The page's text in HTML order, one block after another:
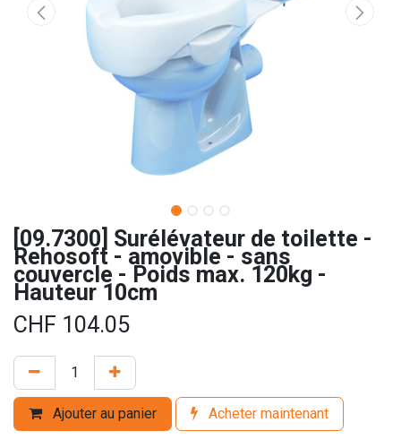
[09.7300] Surélévateur de toilette -
Rehosoft - amovible - sans
couvercle - Poids max. 120kg -
Hauteur 10cm
CHF 104.05
Ajouter au panier Acheter maintenant